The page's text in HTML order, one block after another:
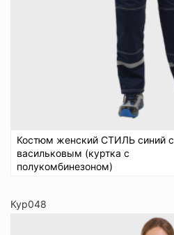
Костюм женский СТИЛЬ синий с
васильковым (куртка с
полукомбинезоном)
Кур048